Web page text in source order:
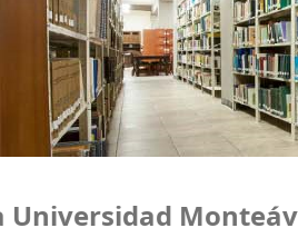
Monteávila